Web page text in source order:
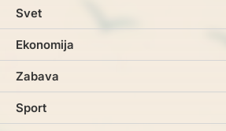
Svet
Ekonomija
Zabava
Sport